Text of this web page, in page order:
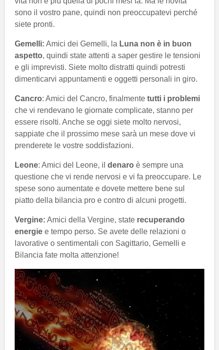
sono il vostro pane, quindi non preoccupatevi perché
siete pronti.
Gemelli: Amici dei Gemelli, la Luna non è in buon
aspetto, quindi state attenti a saper gestire le tensioni
e gli imprevisti. Siete molto distratti quindi potresti
dimenticarvi appuntamenti e oggetti personali in giro.
Cancro: Amici del Cancro, finalmente tutti i problemi
che vi rendevano le giornate complicate, stanno per
essere risolti. Anche se oggi siete molto nervosi,
sappiate che il prossimo mese sarà un mese dove vi
prenderete le vostre soddisfazioni.
Leone: Amici del Leone, il denaro è sempre una
questione che vi rende nervosi e vi fa preoccupare. Le
spese sono aumentate e dovete mettere bene sul
piatto della bilancia pro e contro di alcuni progetti.
Vergine: Amici della Vergine, state recuperando
energie e tempo perso. Se avete delle relazioni o
lavorative o sentimentali con Sagittario, Gemelli e
Bilancia fate molta attenzione!